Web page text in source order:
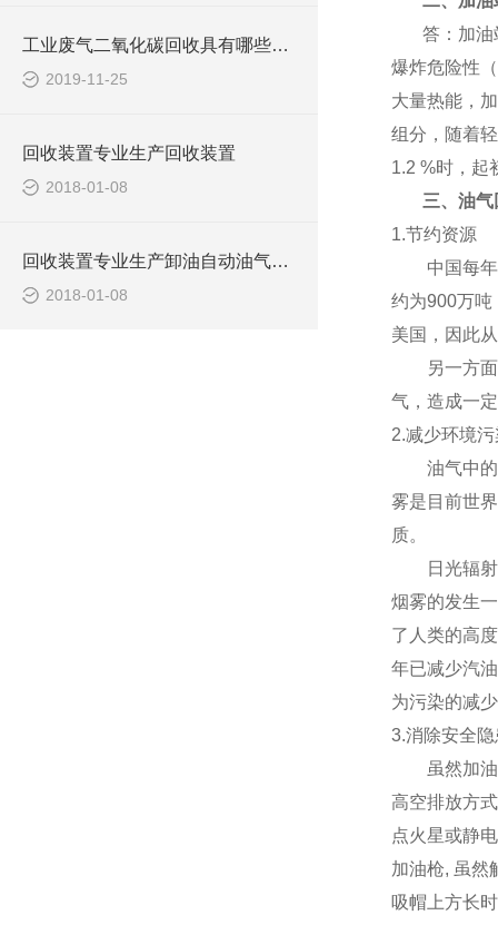
工业废气二氧化碳回收具有哪些用途？
2019-11-25
回收装置专业生产回收装置
2018-01-08
回收装置专业生产卸油自动油气回收装置
2018-01-08
答：加油
爆炸危险性
大量热能，
组分，随着
1.2 %时，起
三、 油气
1.节约资源
中国每年
约为900万吨
美国，因此
另一方面，
气，造成一
2.减少环境污
油气中的挥
雾是目前世
质。
日光辐射强
烟雾的发生
了人类的高
年已减少汽
为污染的减
3.消除安全隐
虽然加油
高空排放方
点火星或静
加油枪, 虽然
吸帽上方长